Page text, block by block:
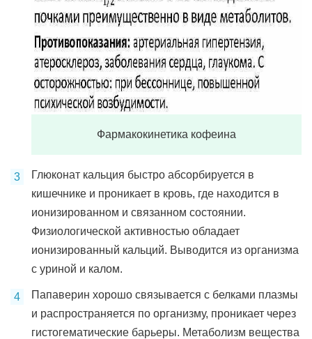
Фармакокинетика кофеина
Глюконат кальция быстро абсорбируется в
кишечнике и проникает в кровь, где находится в
ионизированном и связанном состоянии.
Физиологической активностью обладает
ионизированный кальций. Выводится из организма
с уриной и калом.
Папаверин хорошо связывается с белками плазмы
и распространяется по организму, проникает через
гистогематические барьеры. Метаболизм вещества